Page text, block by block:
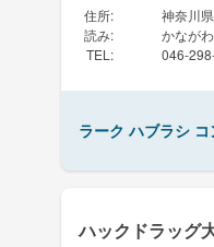
住所:
神奈川
読み:
かなが
TEL : 046-
ラーク ハブラシ
ハックドラッグ